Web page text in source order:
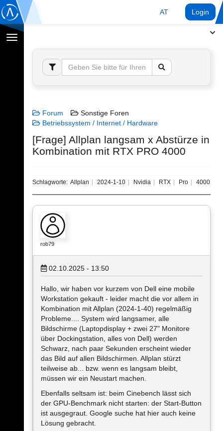
AT Login
Navigation
umschalten
Forum
Sonstige Foren
Betriebssystem / Internet / Hardware
[Frage] Allplan langsam x Abstürze in
Kombination mit RTX PRO 4000
Schlagworte: Allplan 2024-1-10 Nvidia RTX Pro 4000
rob79
02.10.2025 - 13:50
Hallo, wir haben vor kurzem von Dell eine mobile
Workstation gekauft - leider macht die vor allem in
Kombination mit Allplan (2024-1-40) regelmäßig
Probleme.... System wird langsamer, alle
Bildschirme (Laptopdisplay + zwei 27" Monitore
über Dockingstation, alles von Dell) werden
Schwarz, nach paar Sekunden erscheint wieder
das Bild auf allen Bildschirmen. Allplan stürzt
teilweise ab... bzw. wenn es langsam bleibt,
müssen wir ein Neustart machen.
Ebenfalls seltsam ist: beim Cinebench lässt sich
der GPU-Benchmark nicht starten: der Start-Button
ist ausgegraut. Google suche hat hier auch keine
Lösung gebracht.